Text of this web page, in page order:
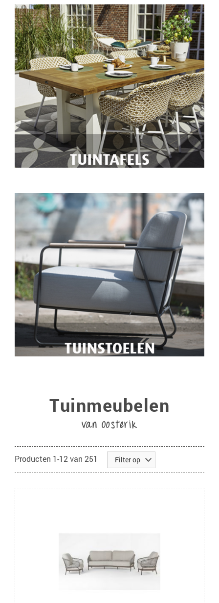
Tuinmeubelen
van Oosterik
Producten 1-12 van 251 Filter op